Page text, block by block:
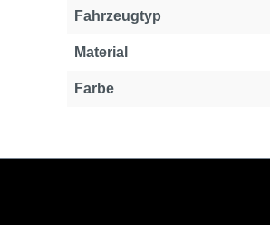
Fahrzeugtyp
Material
Farbe